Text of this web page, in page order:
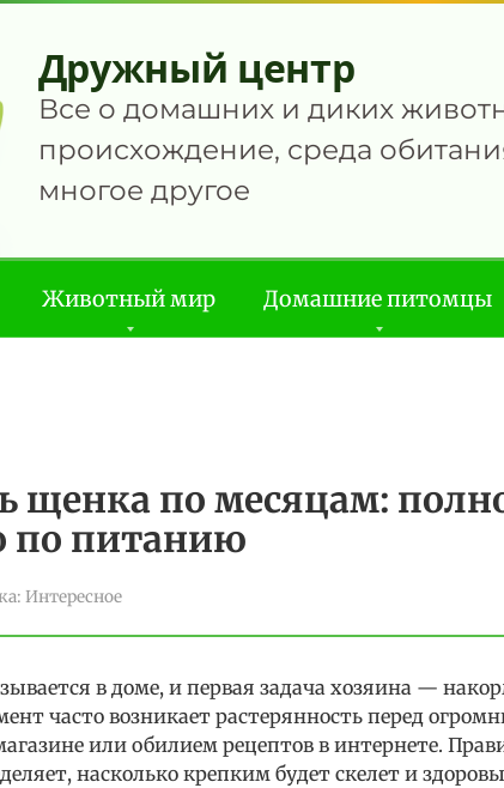
Дружный центр
Все о домашних и диких
происхождение, среда
многое другое
Животный мир Домашние питомцы
щенка по месяцам:
по питанию
Интересное
в доме, и первая задача хозяина —
часто возникает растерянность перед
или обилием рецептов в интернете.
насколько крепким будет скелет и